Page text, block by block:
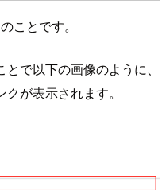
のことです。
で以下の画像のように、
が表示されます。